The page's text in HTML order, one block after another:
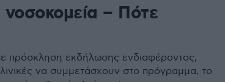
νοσοκομεία – Πότε
πρόσκληση εκδήλωσης ενδιαφέροντος,
να συμμετάσχουν στο πρόγραμμα, το